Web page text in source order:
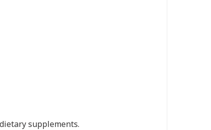
supplements.